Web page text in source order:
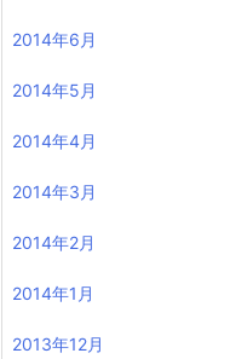
2014年6月
2014年5月
2014年4月
2014年3月
2014年2月
2014年1月
2013年12月